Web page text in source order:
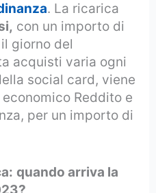
. La ricarica
con un importo di
giorno del
acquisti varia ogni
social card, viene
Reddito e
per un importo di
quando arriva la